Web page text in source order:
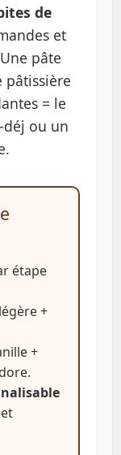
de
et
pâte
pâtissière
= le
ou un
étape
+
+